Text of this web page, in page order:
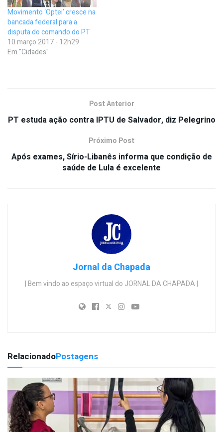
Movimento ‘Optei’ cresce na
bancada federal para a
disputa do comando do PT
10 março 2017 - 12h29
Em "Cidades"
Post Anterior
PT estuda ação contra IPTU de Salvador, diz Pelegrino
Próximo Post
Após exames, Sírio-Libanês informa que condição de
saúde de Lula é excelente
Jornal da Chapada
| Bem vindo ao espaço virtual do JORNAL DA CHAPADA |
RelacionadoPostagens